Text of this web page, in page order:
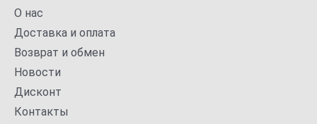
О нас
Доставка и оплата
Возврат и обмен
Новости
Дисконт
Контакты